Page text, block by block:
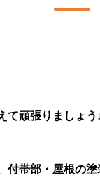
て頑張りましょう
付帯部・屋根の